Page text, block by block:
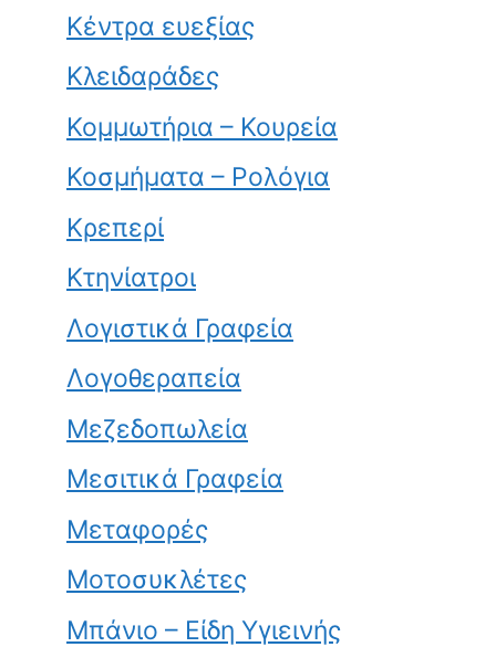
Κέντρα ευεξίας
Κλειδαράδες
Κομμωτήρια – Κουρεία
Κοσμήματα – Ρολόγια
Κρεπερί
Κτηνίατροι
Λογιστικά Γραφεία
Λογοθεραπεία
Μεζεδοπωλεία
Μεσιτικά Γραφεία
Μεταφορές
Μοτοσυκλέτες
Μπάνιο – Είδη Υγιεινής